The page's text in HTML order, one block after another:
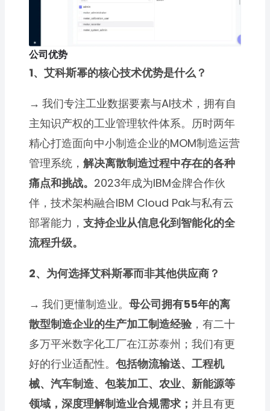
公司优势
1、艾科斯幂的核心技术优势是什么？
→我们专注工业数据要素与AI技术，拥有自
主知识产权的工业管理软件体系。历时两年
精心打造面向中小制造企业的MOM制造运营
管理系统，解决离散制造过程中存在的各种
痛点和挑战。 2023年成为IBM金牌合作伙
伴，技术架构融合IBM Cloud Pak与私有云
部署能力，支持企业从信息化到智能化的全
流程升级。
2、为何选择艾科斯幂而非其他供应商？
→我们更懂制造业。母公司拥有55年的离
散型制造企业的生产加工制造经验，有二十
多万平米数字化工厂在江苏泰州；我们有更
好的行业适配性。包括物流输送、工程机
械、汽车制造、包装加工、农业、新能源等
领域，深度理解制造业合规需求； 并且有更